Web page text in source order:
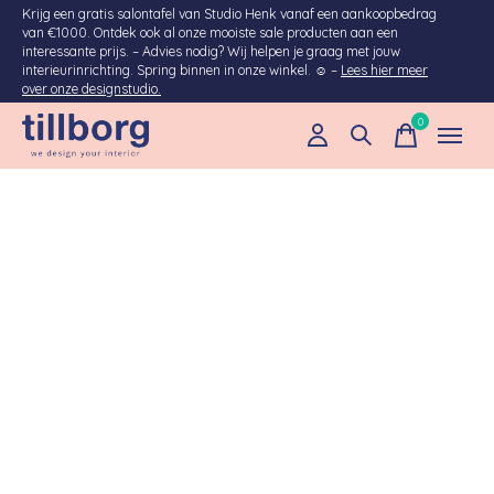
Krijg een gratis salontafel van Studio Henk vanaf een aankoopbedrag
van €1000. Ontdek ook al onze mooiste sale producten aan een
interessante prijs. – Advies nodig? Wij helpen je graag met jouw
interieurinrichting. Spring binnen in onze winkel. ☺ – Lees hier meer
over onze designstudio.
0items